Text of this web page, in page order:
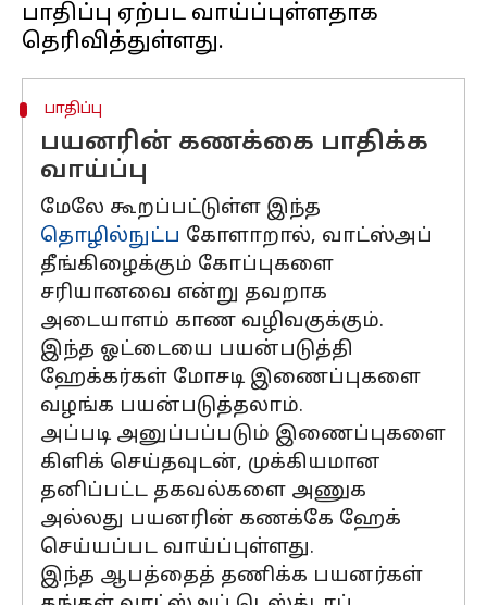
பாதிப்பு ஏற்பட வாய்ப்புள்ளதாக
பாதிப்பு
பயனரின் கணக்கை பாதிக்க
வாய்ப்பு
மேலே கூறப்பட்டுள்ள இந்த
தொழில்நுட்ப கோளாறால், வாட்ஸ்அப்
தீங்கிழைக்கும் கோப்புகளை
சரியானவை என்று தவறாக
அடையாளம் காண வழிவகுக்கும்.
இந்த ஓட்டையை பயன்படுத்தி
ஹேக்கர்கள் மோசடி இணைப்புகளை
வழங்க பயன்படுத்தலாம்.
அப்படி அனுப்பப்படும் இணைப்புகளை
கிளிக் செய்தவுடன், முக்கியமான
தனிப்பட்ட தகவல்களை அணுக
அல்லது பயனரின் கணக்கே ஹேக்
செய்யப்பட வாய்ப்புள்ளது.
இந்த ஆபத்தைத் தணிக்க பயனர்கள்